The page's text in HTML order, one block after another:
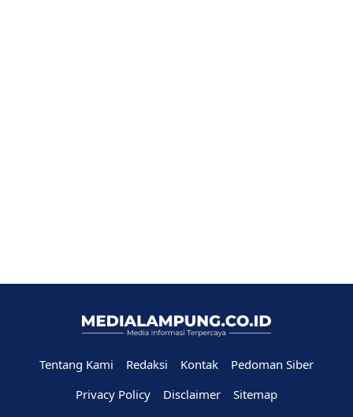
Tentang Kami Redaksi Kontak
Pedoman Siber
Privacy Policy
Disclaimer Sitemap